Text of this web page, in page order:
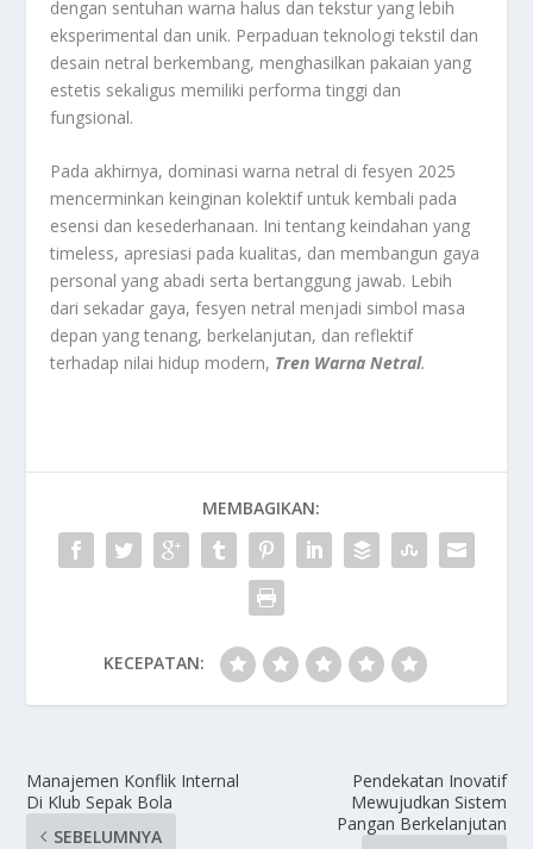
dengan sentuhan warna halus dan tekstur yang lebih
eksperimental dan unik. Perpaduan teknologi tekstil dan
desain netral berkembang, menghasilkan pakaian yang
estetis sekaligus memiliki performa tinggi dan
fungsional.
Pada akhirnya, dominasi warna netral di fesyen 2025
mencerminkan keinginan kolektif untuk kembali pada
esensi dan kesederhanaan. Ini tentang keindahan yang
timeless, apresiasi pada kualitas, dan membangun gaya
personal yang abadi serta bertanggung jawab. Lebih
dari sekadar gaya, fesyen netral menjadi simbol masa
depan yang tenang, berkelanjutan, dan reflektif
terhadap nilai hidup modern, Tren Warna Netral.
MEMBAGIKAN:
KECEPATAN:
Manajemen Konflik Internal
Di Klub Sepak Bola
SEBELUMNYA
Pendekatan Inovatif
Mewujudkan Sistem
Pangan Berkelanjutan